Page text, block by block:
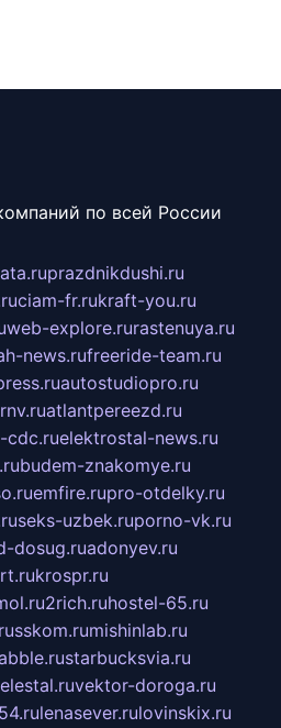
по всей России
prazdnikdushi.ru
ciam-fr.rukraft-you.ru
web-explore.rurastenuya.ru
news.rufreeride-team.ru
autostudiopro.ru
atlantpereezd.ru
cdc.ruelektrostal-news.ru
budem-znakomye.ru
emfire.rupro-otdelky.ru
seks-uzbek.ruporno-vk.ru
dosug.ruadonyev.ru
krospr.ru
2rich.ruhostel-65.ru
mishinlab.ru
starbucksvia.ru
elestal.ruvektor-doroga.ru
lenasever.rulovinskix.ru